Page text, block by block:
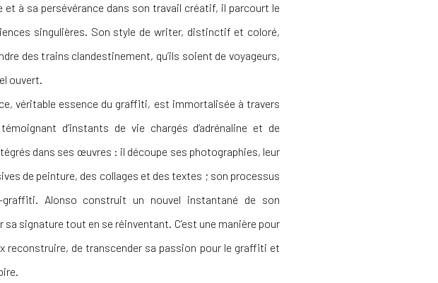
et à sa persévérance dans son travail créatif, il parcourt le
singulières. Son style de writer, distinctif et coloré,
des trains clandestinement, qu’ils soient de voyageurs,
ouvert.
véritable essence du graffiti, est immortalisée à travers
d’instants de vie chargés d’adrénaline et de
dans ses œuvres : il découpe ses photographies, leur
de peinture, des collages et des textes ; son processus
Alonso construit un nouvel instantané de son
sa signature tout en se réinventant. C’est une manière pour
reconstruire, de transcender sa passion pour le graffiti et